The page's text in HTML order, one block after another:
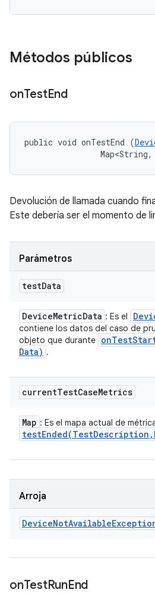
Métodos públicos
onTestEnd
public void onTestEnd (
Devolución de llamada cuando
Este debería ser el momento de
Parámetros
testData
DeviceMetricData : Es el
contiene los datos del caso de
objeto que durante
Data) .
currentTestCaseMetrics
Map : Es el mapa actual de
testEnded(TestDescription ,
Arroja
DeviceNotAvailable
onTestRunEnd